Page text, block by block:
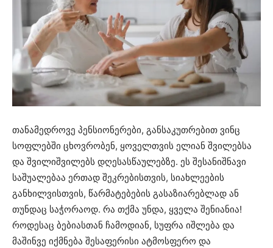
თანამედროვე პენსიონერები, განსაკუთრებით ვინც
სოფლებში ცხოვრობენ, ყოველთვის ელიან შვილებსა
და შვილიშვილებს დღესასწაულებზე. ეს შესანიშნავი
საშუალებაა ერთად შეკრებისთვის, სიახლეების
განხილვისთვის, წარმატებების გასაზიარებლად ან
თუნდაც საჭორაოდ. რა თქმა უნდა, ყველა შენიანია!
როდესაც ბებიასთან ჩამოდიან, სუფრა იშლება და
მაშინვე იქმნება შესაფერისი ატმოსფერო და